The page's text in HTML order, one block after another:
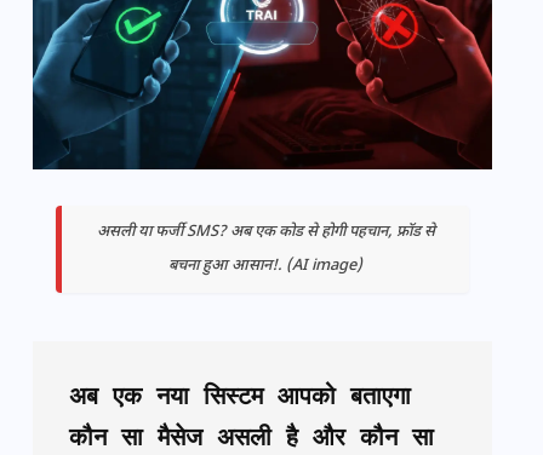
असली या फर्जी SMS? अब एक कोड से होगी पहचान, फ्रॉड से
बचना हुआ आसान!. (AI image)
अब एक नया सिस्टम आपको बताएगा
कौन सा मैसेज असली है और कौन सा